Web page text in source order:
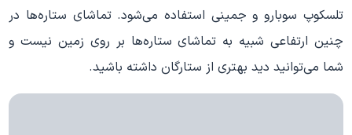
تلسکوپ سوبارو و جمینی استفاده می‌شود. تماشای ستاره‌ها در
چنین ارتفاعی شبیه به تماشای ستاره‌ها بر روی زمین نیست و
شما می‌توانید دید بهتری از ستارگان داشته باشید.